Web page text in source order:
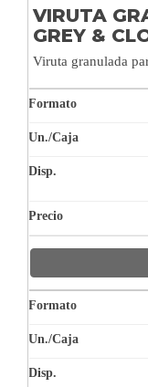
VIRUTA
GREY &
Viruta granulada